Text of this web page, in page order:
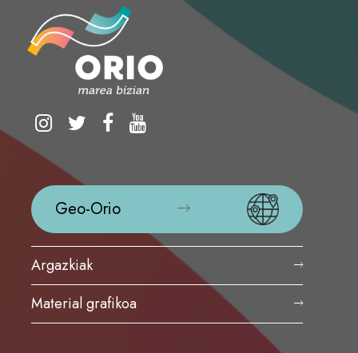
Geo-Orio
Argazkiak
Material grafikoa